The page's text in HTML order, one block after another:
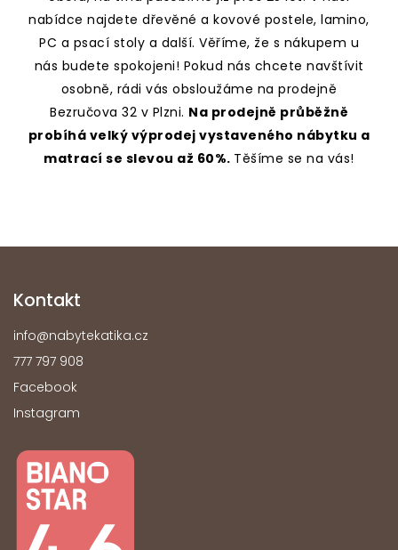
nabídce najdete dřevěné a kovové postele, lamino,
PC a psací stoly a další. Věříme, že s nákupem u
nás budete spokojeni! Pokud nás chcete navštívit
osobně, rádi vás obsloužáme na prodejně
Bezručova 32 v Plzni. Na prodejně průběžně
probíhá velký výprodej vystaveného nábytku a
matrací se slevou až 60%. Těšíme se na vás!
Kontakt
info@nabytekatika.cz
777 797 908
Facebook
Instagram